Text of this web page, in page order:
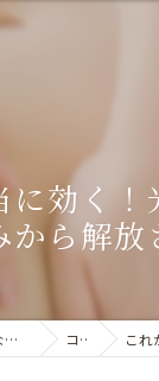
に効く
から解放
春日部のエステならSalon de gypsophile コラム これが本